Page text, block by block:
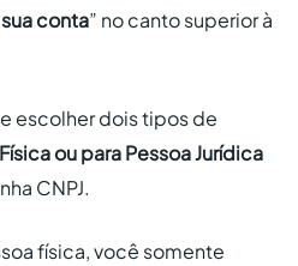
conta” no canto superior à
escolher dois tipos de
ou para Pessoa Jurídica
CNPJ.
física, você somente